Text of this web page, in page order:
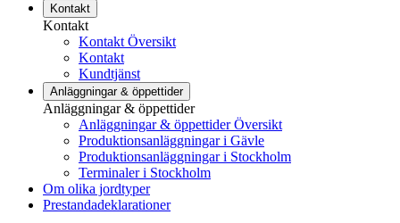
Kontakt
Kontakt
Kontakt Översikt
Kontakt
Kundtjänst
Anläggningar & öppettider
Anläggningar & öppettider
Anläggningar & öppettider Översikt
Produktionsanläggningar i Gävle
Produktionsanläggningar i Stockholm
Terminaler i Stockholm
Om olika jordtyper
Prestandadeklarationer